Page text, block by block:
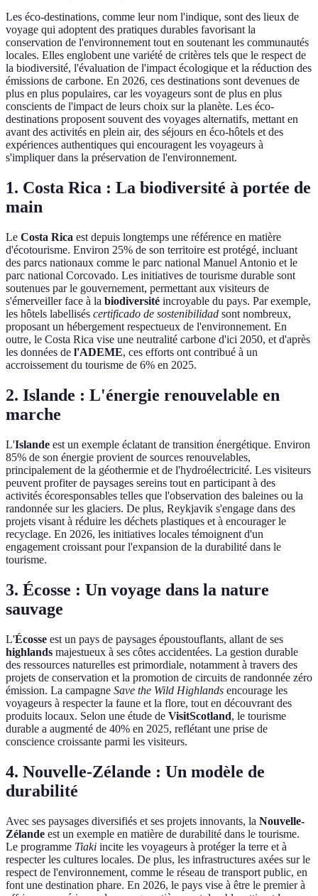
Les éco-destinations, comme leur nom l'indique, sont des lieux de
voyage qui adoptent des pratiques durables favorisant la
conservation de l'environnement tout en soutenant les communautés
locales. Elles englobent une variété de critères tels que le respect de
la biodiversité, l'évaluation de l'impact écologique et la réduction des
émissions de carbone. En 2026, ces destinations sont devenues de
plus en plus populaires, car les voyageurs sont de plus en plus
conscients de l'impact de leurs choix sur la planète. Les éco-
destinations proposent souvent des voyages alternatifs, mettant en
avant des activités en plein air, des séjours en éco-hôtels et des
expériences authentiques qui encouragent les voyageurs à
s'impliquer dans la préservation de l'environnement.
1. Costa Rica : La biodiversité à portée de
main
Le Costa Rica est depuis longtemps une référence en matière
d'écotourisme. Environ 25% de son territoire est protégé, incluant
des parcs nationaux comme le parc national Manuel Antonio et le
parc national Corcovado. Les initiatives de tourisme durable sont
soutenues par le gouvernement, permettant aux visiteurs de
s'émerveiller face à la biodiversité incroyable du pays. Par exemple,
les hôtels labellisés certificado de sostenibilidad sont nombreux,
proposant un hébergement respectueux de l'environnement. En
outre, le Costa Rica vise une neutralité carbone d'ici 2050, et d'après
les données de l'ADEME, ces efforts ont contribué à un
accroissement du tourisme de 6% en 2025.
2. Islande : L'énergie renouvelable en
marche
L'Islande est un exemple éclatant de transition énergétique. Environ
85% de son énergie provient de sources renouvelables,
principalement de la géothermie et de l'hydroélectricité. Les visiteurs
peuvent profiter de paysages sereins tout en participant à des
activités écoresponsables telles que l'observation des baleines ou la
randonnée sur les glaciers. De plus, Reykjavik s'engage dans des
projets visant à réduire les déchets plastiques et à encourager le
recyclage. En 2026, les initiatives locales témoignent d'un
engagement croissant pour l'expansion de la durabilité dans le
tourisme.
3. Écosse : Un voyage dans la nature
sauvage
L'Écosse est un pays de paysages époustouflants, allant de ses
highlands majestueux à ses côtes accidentées. La gestion durable
des ressources naturelles est primordiale, notamment à travers des
projets de conservation et la promotion de circuits de randonnée zéro
émission. La campagne Save the Wild Highlands encourage les
voyageurs à respecter la faune et la flore, tout en découvrant des
produits locaux. Selon une étude de VisitScotland, le tourisme
durable a augmenté de 40% en 2025, reflétant une prise de
conscience croissante parmi les visiteurs.
4. Nouvelle-Zélande : Un modèle de
durabilité
Avec ses paysages diversifiés et ses projets innovants, la Nouvelle-
Zélande est un exemple en matière de durabilité dans le tourisme.
Le programme Tiaki incite les voyageurs à protéger la terre et à
respecter les cultures locales. De plus, les infrastructures axées sur le
respect de l'environnement, comme le réseau de transport public, en
font une destination phare. En 2026, le pays vise à être le premier à